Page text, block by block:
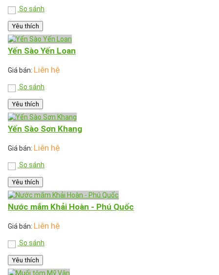
So sánh
Yêu thích
Yến Sào Yến Loan
Giá bán: Liên hệ
So sánh
Yêu thích
Yến Sào Sơn Khang
Giá bán: Liên hệ
So sánh
Yêu thích
Nước mắm Khải Hoàn - Phú Quốc
Giá bán: Liên hệ
So sánh
Yêu thích